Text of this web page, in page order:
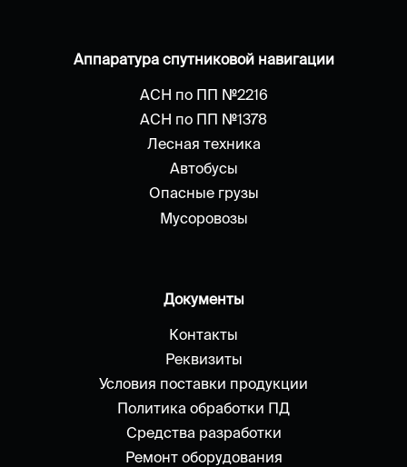
Аппаратура спутниковой навигации
АСН по ПП №2216
АСН по ПП №1378
Лесная техника
Автобусы
Опасные грузы
Мусоровозы
Документы
Контакты
Реквизиты
Условия поставки продукции
Политика обработки ПД
Средства разработки
Ремонт оборудования